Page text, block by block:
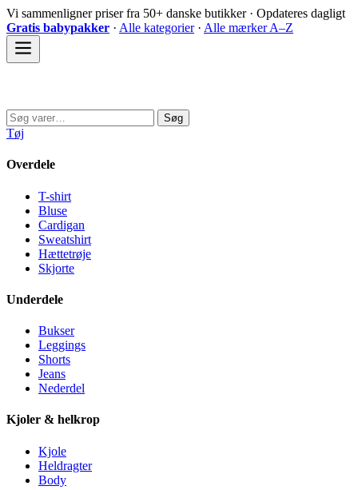
Spring
til
indhold
Vi sammenligner priser fra 50+ danske butikker · Opdateres dagligt
Gratis babypakker · Alle kategorier· Alle mærker A–Z
Søg
efter:
Søg
Tøj
Overdele
T-shirt
Bluse
Cardigan
Sweatshirt
Hættetrøje
Skjorte
Underdele
Bukser
Leggings
Shorts
Jeans
Nederdel
Kjoler & helkrop
Kjole
Heldragter
Body